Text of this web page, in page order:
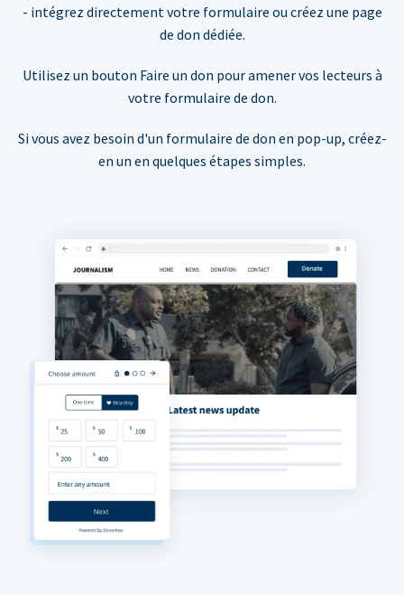
- intégrez directement votre formulaire ou créez une page
de don dédiée.
Utilisez un bouton Faire un don pour amener vos lecteurs à
votre formulaire de don.
Si vous avez besoin d'un formulaire de don en pop-up, créez-
en un en quelques étapes simples.